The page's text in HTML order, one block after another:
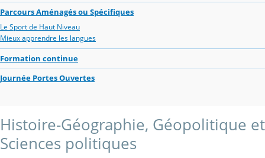
Parcours Aménagés ou Spécifiques
Le Sport de Haut Niveau
Mieux apprendre les langues
Formation continue
Journée Portes Ouvertes
Histoire-Géographie, Géopolitique et
Sciences politiques